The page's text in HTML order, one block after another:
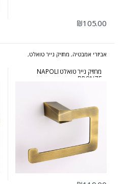
₪105.00
אביזרי אמבטיה, מחזיק נייר טואלט,
סדרת נפולי ברונזה
מחזיק נייר טואלט NAPOLI
BRONZE